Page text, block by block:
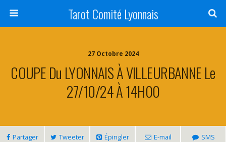
Tarot Comité Lyonnais
27 Octobre 2024
COUPE Du LYONNAIS À VILLEURBANNE Le
27/10/24 À 14H00
Partager Tweeter Épingler E-mail SMS